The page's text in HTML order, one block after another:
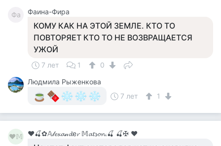
Фа Фаина-Фира
КОМУ КАК НА ЭТОЙ ЗЕМЛЕ. КТО ТО
ПОВТОРЯЕТ КТО ТО НЕ ВОЗВРАЩАЕТСЯ
УЖОЙ
7 лет 1
0
Людмила Рыженкова
7 лет
1
♥𝕄 ♥🍒✿𝔸𝓁𝓮𝔁𝓪𝓃𝓭е𝓻 𝕄𝓪𝓽𝓼𝓸𝓷.🍒 🍒✠ ♥